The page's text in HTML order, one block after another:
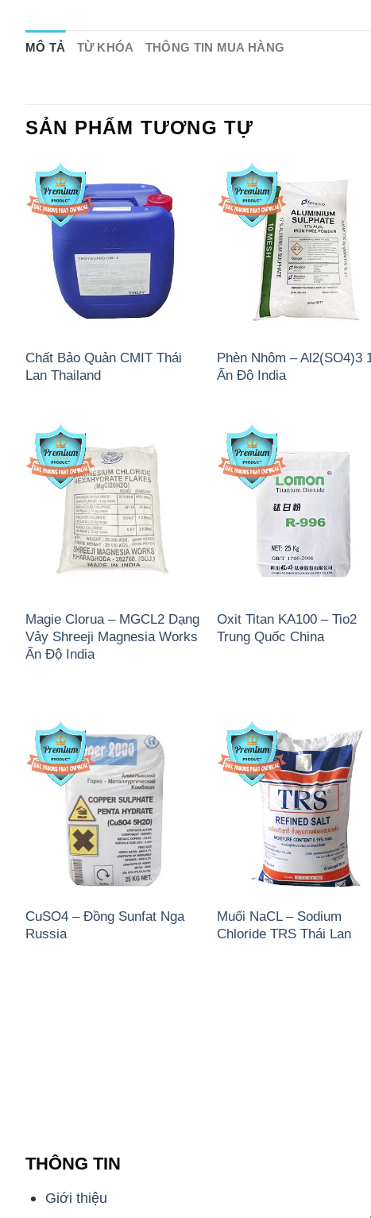
MÔ TẢ TỪ KHÓA THÔNG TIN MUA HÀNG
SẢN PHẨM TƯƠNG TỰ
Chất Bảo Quản CMIT Thái
Lan Thailand
Phèn Nhôm – Al2(SO4)3
Ấn Độ India
Magie Clorua – MGCL2 Dạng
Vảy Shreeji Magnesia Works
Ấn Độ India
Oxit Titan KA100 – Tio2
Trung Quốc China
CuSO4 – Đồng Sunfat Nga
Russia
Muối NaCL – Sodium
Chloride TRS Thái Lan
THÔNG TIN
Giới thiệu